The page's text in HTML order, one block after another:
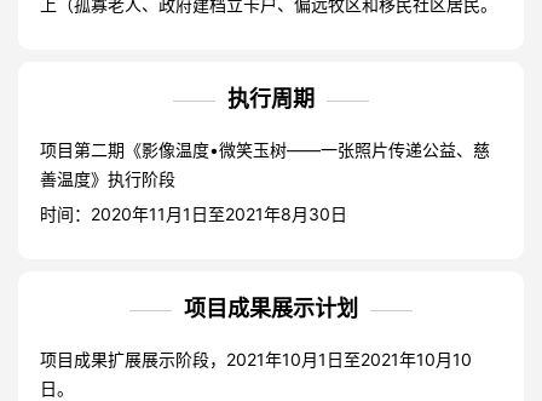
上（孤寡老人、政府建档立卡户、偏远牧区和移民社区居民。
执行周期
项目第二期《影像温度•微笑玉树——一张照片传递公益、慈
善温度》执行阶段
时间：2020年11月1日至2021年8月30日
项目成果展示计划
项目成果扩展展示阶段，2021年10月1日至2021年10月10
日。